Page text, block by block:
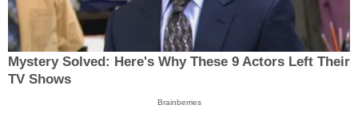
Mystery Solved: Here's Why These 9 Actors Left Their
TV Shows
Brainberries